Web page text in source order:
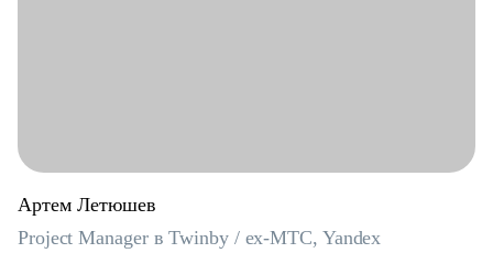
Артем Летюшев
Project Manager в Twinby / ex-MTC, Yandex